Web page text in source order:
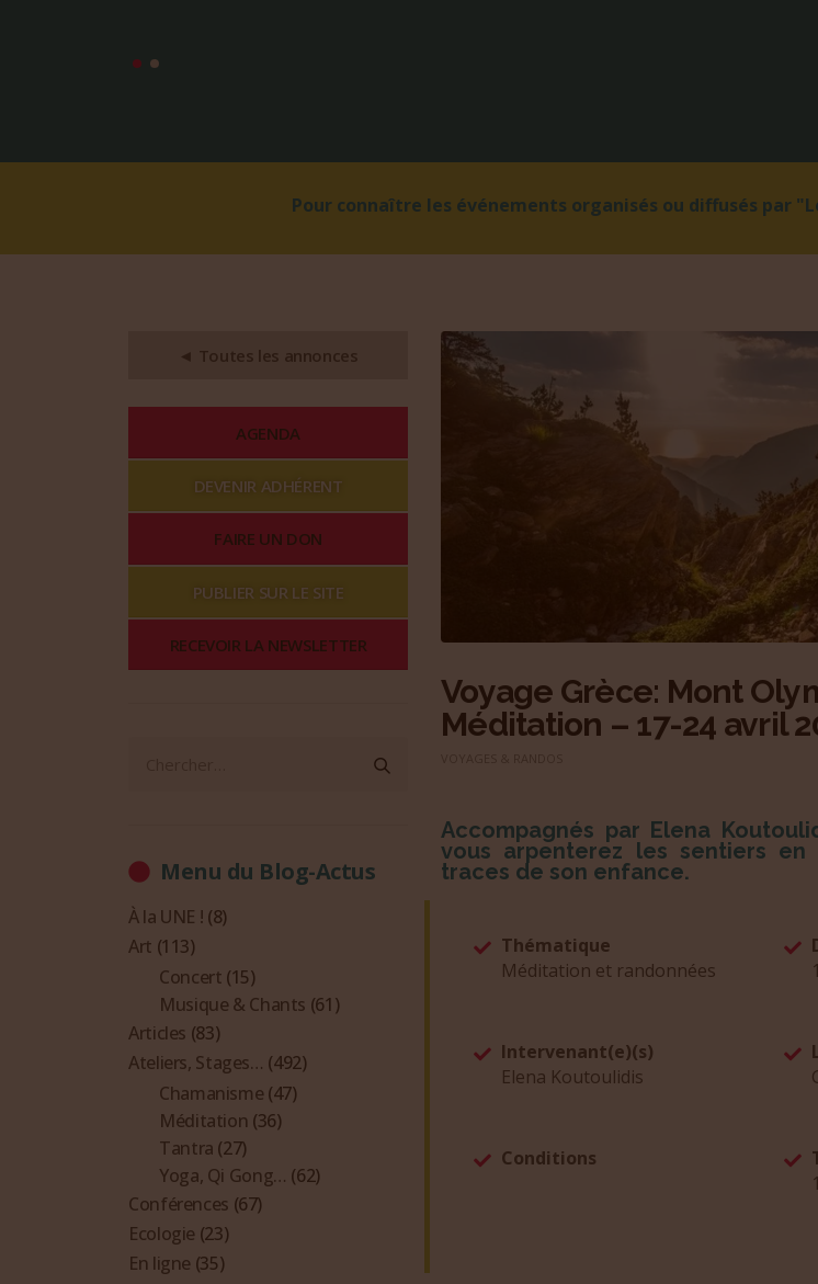
Pour connaître les événements organisés ou diffusés par
Voyage Grèce: Mont
Méditation – 17-24 avril
Accompagnés par Elena
vous arpenterez les sentiers en
traces de son enfance.
Thématique
Méditation et randonnées
Intervenant(e)(s)
Elena Koutoulidis
Conditions
◄ Toutes les annonces
AGENDA
DEVENIR ADHÉRENT
FAIRE UN DON
PUBLIER SUR LE SITE
RECEVOIR LA NEWSLETTER
Menu du Blog-Actus
À la UNE ! (8)
Art (113)
Concert (15)
Musique & Chants (61)
Articles (83)
Ateliers, Stages… (492)
Chamanisme (47)
Méditation (36)
Tantra (27)
Yoga, Qi Gong… (62)
Conférences (67)
Ecologie (23)
En ligne (35)